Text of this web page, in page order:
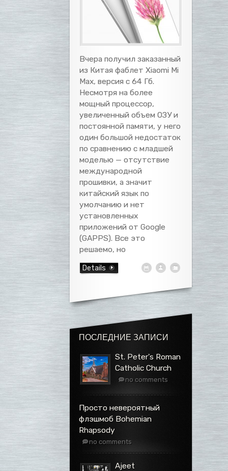
Вчера получил заказанный
из Китая фаблет Xiaomi Mi
Max, версия с 64 Гб.
Несмотря на более
мощный процессор,
увеличенный объем ОЗУ и
постоянной памяти, у него
один большой недостаток
по сравнению с младшей
моделью — отсутствие
международной
прошивки, а значит
китайский язык по
умолчанию и нет
установленных
приложений от Google
(GAPPS). Все это
решаемо, но
Details
ПОСЛЕДНИЕ ЗАПИСИ
St. Peter's Roman
Catholic Church
no comments
Просто невероятный
флэшмоб Bohemian
Rhapsody
no comments
Ajeet